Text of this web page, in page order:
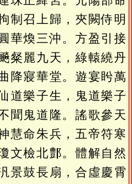
制召上歸，夾闕侍明
華煥三沖。方盈引接
粲麗九天，綠轅繞丹
降寢華堂。遊宴盻萬
道樂子生，鬼道樂子
聞鬼道隆。謠歌參天
慧命朱兵，五帝符寒
文檢北鄷。體解自然
景鼓長扇，合虛慶霄